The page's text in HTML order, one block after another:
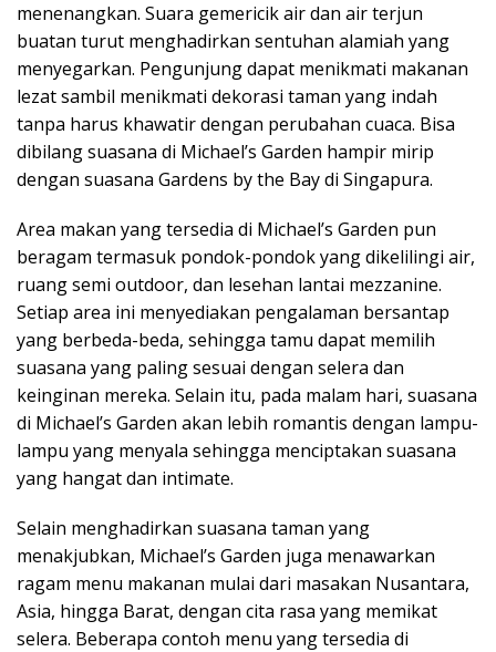
menenangkan. Suara gemericik air dan air terjun
buatan turut menghadirkan sentuhan alamiah yang
menyegarkan. Pengunjung dapat menikmati makanan
lezat sambil menikmati dekorasi taman yang indah
tanpa harus khawatir dengan perubahan cuaca. Bisa
dibilang suasana di Michael’s Garden hampir mirip
dengan suasana Gardens by the Bay di Singapura.
Area makan yang tersedia di Michael’s Garden pun
beragam termasuk pondok-pondok yang dikelilingi air,
ruang semi outdoor, dan lesehan lantai mezzanine.
Setiap area ini menyediakan pengalaman bersantap
yang berbeda-beda, sehingga tamu dapat memilih
suasana yang paling sesuai dengan selera dan
keinginan mereka. Selain itu, pada malam hari, suasana
di Michael’s Garden akan lebih romantis dengan lampu-
lampu yang menyala sehingga menciptakan suasana
yang hangat dan intimate.
Selain menghadirkan suasana taman yang
menakjubkan, Michael’s Garden juga menawarkan
ragam menu makanan mulai dari masakan Nusantara,
Asia, hingga Barat, dengan cita rasa yang memikat
selera. Beberapa contoh menu yang tersedia di